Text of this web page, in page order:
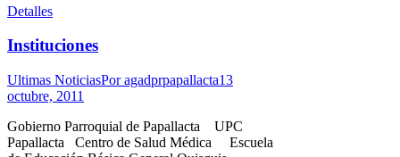
Detalles
Instituciones
Ultimas NoticiasPoragadprpapallacta13
octubre, 2011
Gobierno Parroquial de Papallacta UPC
Papallacta Centro de Salud Médica Escuela